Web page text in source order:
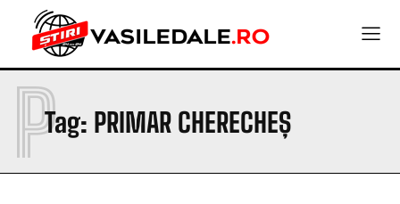
Tag: PRIMAR CHERECHEȘ
P